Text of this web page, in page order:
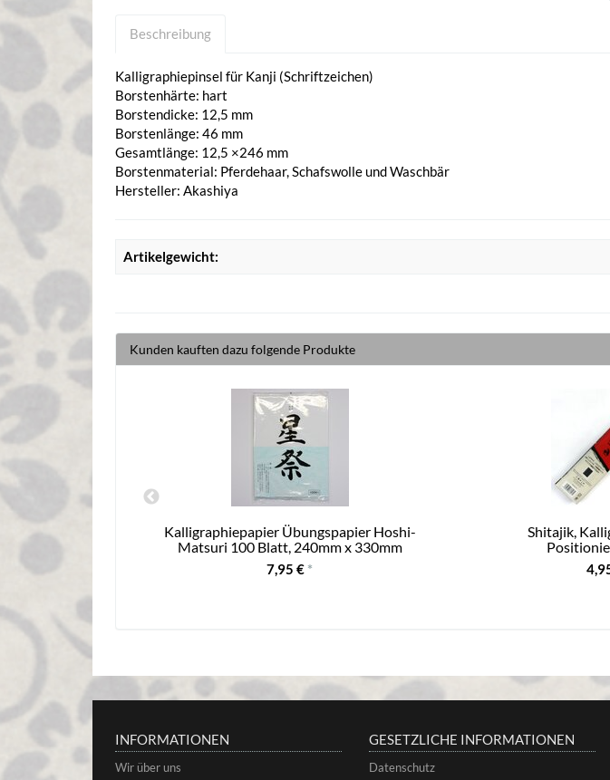
Beschreibung
Kalligraphiepinsel für Kanji (Schriftzeichen)
Borstenhärte: hart
Borstendicke: 12,5 mm
Borstenlänge: 46 mm
Gesamtlänge: 12,5 ×246 mm
Borstenmaterial: Pferdehaar, Schafswolle und Waschbär
Hersteller: Akashiya
Artikelgewicht:
Kunden kauften dazu folgende Produkte
Itajime
Kalligraphiepapier Übungspapier Hoshi-
Matsuri 100 Blatt, 240mm x 330mm
7,95 € *
Shitajik,
INFORMATIONEN
Wir über uns
GESETZLICHE INFORMATIONEN
Datenschutz